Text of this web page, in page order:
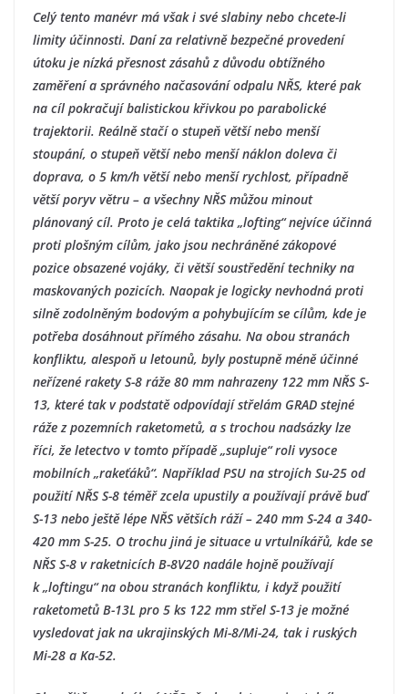
Celý tento manévr má však i své slabiny nebo chcete-li
limity účinnosti. Daní za relativně bezpečné provedení
útoku je nízká přesnost zásahů z důvodu obtížného
zaměření a správného načasování odpalu NŘS, které pak
na cíl pokračují balistickou křivkou po parabolické
trajektorii. Reálně stačí o stupeň větší nebo menší
stoupání, o stupeň větší nebo menší náklon doleva či
doprava, o 5 km/h větší nebo menší rychlost, případně
větší poryv větru – a všechny NŘS můžou minout
plánovaný cíl. Proto je celá taktika „lofting“ nejvíce účinná
proti plošným cílům, jako jsou nechráněné zákopové
pozice obsazené vojáky, či větší soustředění techniky na
maskovaných pozicích. Naopak je logicky nevhodná proti
silně zodolněným bodovým a pohybujícím se cílům, kde je
potřeba dosáhnout přímého zásahu. Na obou stranách
konfliktu, alespoň u letounů, byly postupně méně účinné
neřízené rakety S-8 ráže 80 mm nahrazeny 122 mm NŘS S-
13, které tak v podstatě odpovídají střelám GRAD stejné
ráže z pozemních raketometů, a s trochou nadsázky lze
říci, že letectvo v tomto případě „supluje“ roli vysoce
mobilních „rakeťáků“. Například PSU na strojích Su-25 od
použití NŘS S-8 téměř zcela upustily a používají právě buď
S-13 nebo ještě lépe NŘS větších ráží – 240 mm S-24 a 340-
420 mm S-25. O trochu jiná je situace u vrtulníkářů, kde se
NŘS S-8 v raketnicích B-8V20 nadále hojně používají
k „loftingu“ na obou stranách konfliktu, i když použití
raketometů B-13L pro 5 ks 122 mm střel S-13 je možné
vysledovat jak na ukrajinských Mi-8/Mi-24, tak i ruských
Mi-28 a Ka-52.